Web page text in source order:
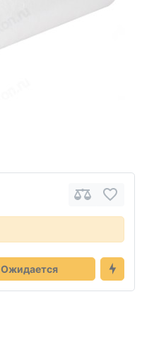
Ожидается